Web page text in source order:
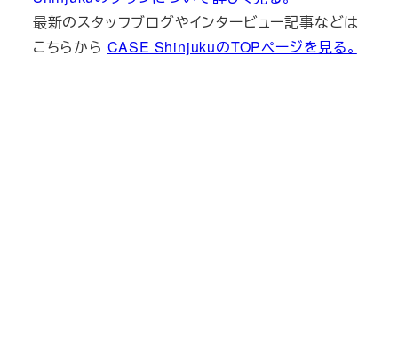
最新のスタッフブログやインタービュー記事などは
こちらから CASE ShinjukuのTOPページを見る。